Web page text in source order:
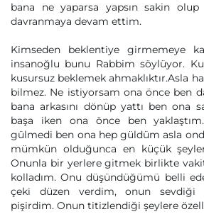
bana ne yaparsa yapsın sakin
davranmaya devam ettim.
Kimseden beklentiye girmemeye
insanoğlu bunu Rabbim söylüyor.
kusursuz beklemek ahmaklıktır.Asla
bilmez. Ne istiyorsam ona önce ben
bana arkasını dönüp yattı ben ona
başa iken ona önce ben
gülmedi ben ona hep güldüm asla
mümkün olduğunca en küçük
Onunla bir yerlere gitmek birlikte
kolladım. Onu düşündüğümü belli
çeki düzen verdim, onun sevdiği
pişirdim. Onun titizlendiği şeylere